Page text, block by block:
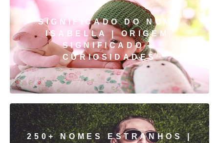
SIGNIFICADO DO NOME
ISABELLA | ORIGEM,
SIGNIFICADO E
CURIOSIDADES
250+ NOMES ESTRANHOS |